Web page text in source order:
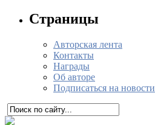
Страницы
Авторская лента
Контакты
Награды
Об авторе
Подписаться на новости